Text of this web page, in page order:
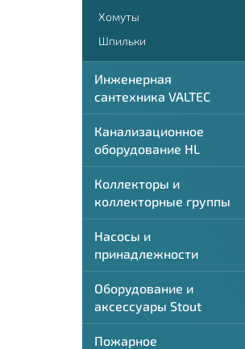
Хомуты
Шпильки
Инженерная
сантехника VALTEC
Канализационное
оборудование HL
Коллекторы и
коллекторные группы
Насосы и
принадлежности
Оборудование и
аксессуары Stout
Пожарное